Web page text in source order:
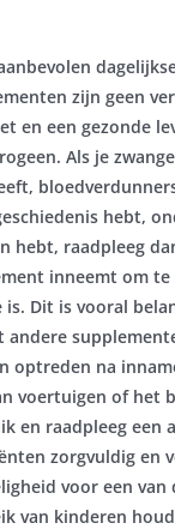
zijn geen
en een gezonde
Als je
hebt,
hebt, raadpleeg
inneemt om
is. Dit is vooral
andere
optreden na
voertuigen of het
en raadpleeg een
zorgvuldig en
voor een van
van kinderen